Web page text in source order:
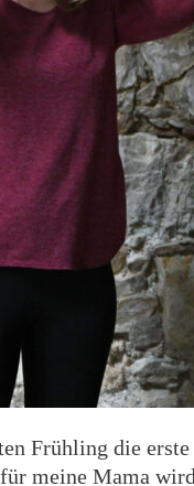
Frühling die
meine Mama